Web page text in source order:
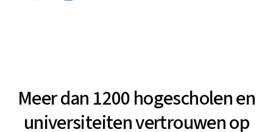
Meer dan 1200 hogescholen en
universiteiten vertrouwen op